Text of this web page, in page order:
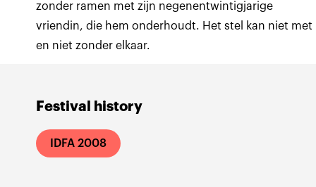
Festival history
IDFA 2008
zonder ramen met zijn negenentwintigjarige
vriendin, die hem onderhoudt. Het stel kan niet met
en niet zonder elkaar.